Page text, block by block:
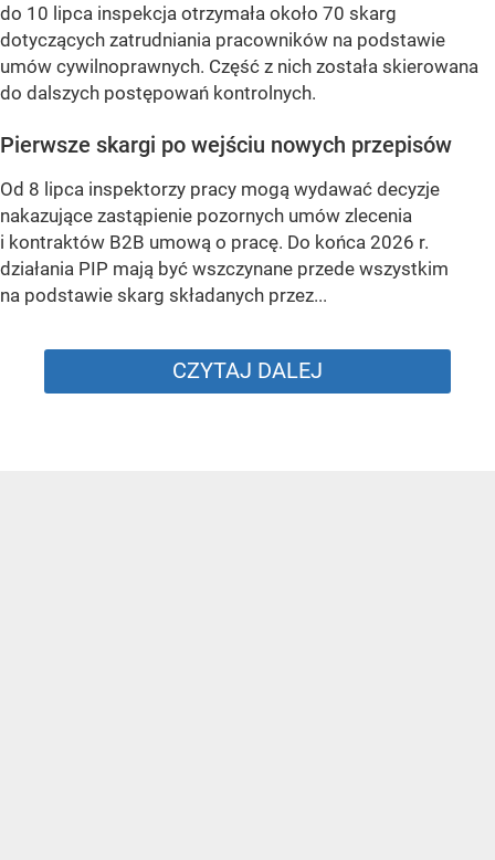
do 10 lipca inspekcja otrzymała około 70 skarg
dotyczących zatrudniania pracowników na podstawie
umów cywilnoprawnych. Część z nich została skierowana
do dalszych postępowań kontrolnych.
Pierwsze skargi po wejściu nowych przepisów
Od 8 lipca inspektorzy pracy mogą wydawać decyzje
nakazujące zastąpienie pozornych umów zlecenia
i kontraktów B2B umową o pracę. Do końca 2026 r.
działania PIP mają być wszczynane przede wszystkim
na podstawie skarg składanych przez...
CZYTAJ DALEJ